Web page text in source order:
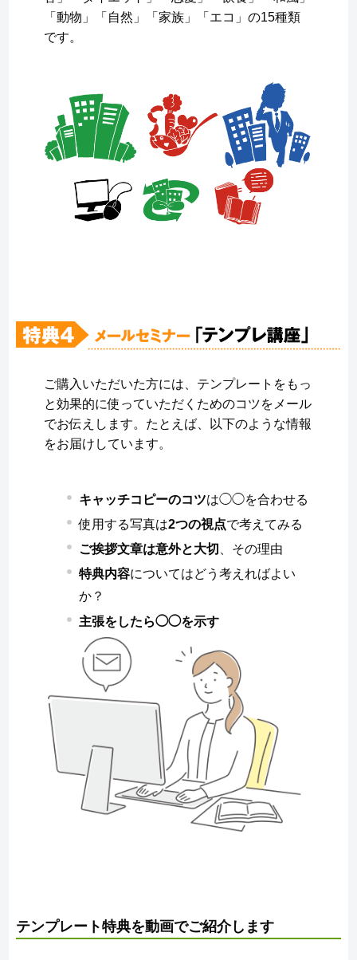
「動物」「自然」「家族」「エコ」の15種類
です。
ご購入いただいた方には、テンプレートをもっ
と効果的に使っていただくためのコツをメール
でお伝えします。たとえば、以下のような情報
をお届けしています。
キャッチコピーのコツは◯◯を合わせる
使用する写真は2つの視点で考えてみる
ご挨拶文章は意外と大切
、その理由
特典内容についてはどう考えればよい
か？
主張をしたら◯◯を示す
テンプレート特典を動画でご紹介します